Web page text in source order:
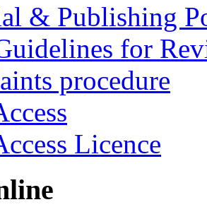
& Publishing
for
procedure
Licence